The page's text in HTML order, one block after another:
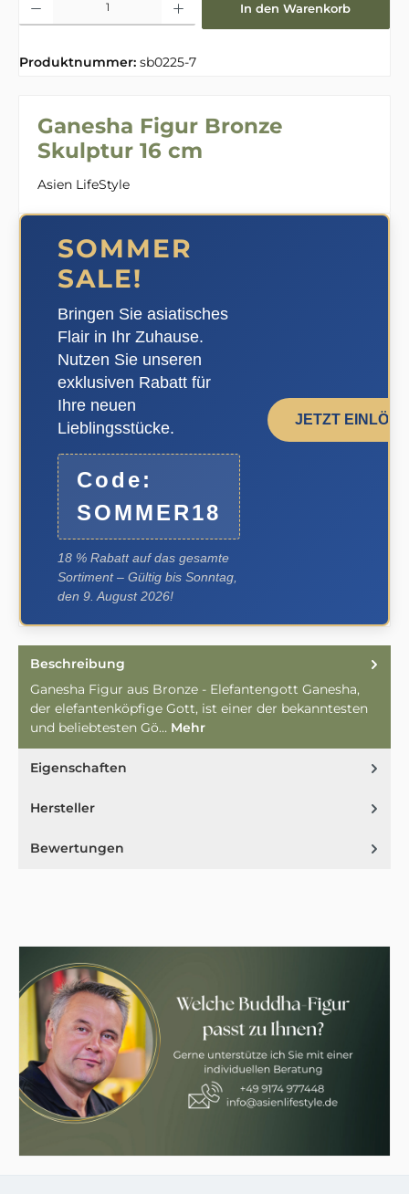
In den Warenkorb
Produktnummer: sb0225-7
Ganesha Figur Bronze
Skulptur 16 cm
Asien LifeStyle
SOMMER
SALE!
Bringen Sie asiatisches
Flair in Ihr Zuhause.
Nutzen Sie unseren
exklusiven Rabatt für
Ihre neuen
Lieblingsstücke.
Code:
SOMMER18
18 % Rabatt auf das gesamte
Sortiment – Gültig bis Sonntag,
den 9. August 2026!
JETZT
Beschreibung
Ganesha Figur aus Bronze - Elefantengott Ganesha,
der elefantenköpfige Gott, ist einer der bekanntesten
und beliebtesten Gö… Mehr
Eigenschaften
Hersteller
Bewertungen